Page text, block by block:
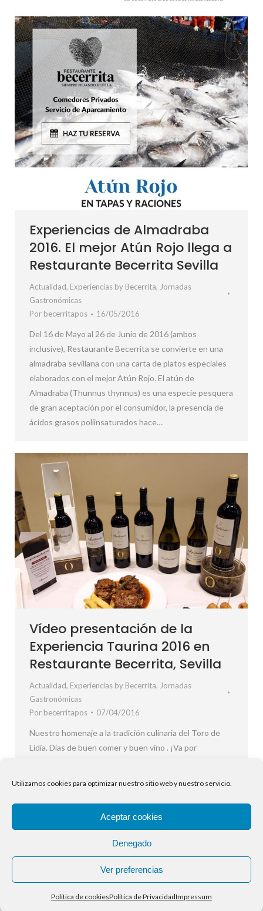
Utilizamos cookies para optimizar nuestro sitio web y nuestro servicio.
Aceptar cookies
Denegado
Ver preferencias
Política de cookiesPolítica de PrivacidadImpressum
Experiencias de Almadraba
2016. El mejor Atún Rojo llega a
Restaurante Becerrita Sevilla
Actualidad, Experiencias by Becerrita, Jornadas
Gastronómicas
Por becerritapos 16/05/2016
Del 16 de Mayo al 26 de Junio de 2016 (ambos
inclusive), Restaurante Becerrita se convierte en una
almadraba sevillana con una carta de platos especiales
elaborados con el mejor Atún Rojo. El atún de
Almadraba (Thunnus thynnus) es una especie pesquera
de gran aceptación por el consumidor, la presencia de
ácidos grasos poliinsaturados hace…
Vídeo presentación de la
Experiencia Taurina 2016 en
Restaurante Becerrita, Sevilla
Actualidad, Experiencias by Becerrita, Jornadas
Gastronómicas
Por becerritapos 07/04/2016
Nuestro homenaje a la tradición culinaria del Toro de
Lidia. Días de buen comer y buen vino . ¡Va por
2016 (ambos inclusive), disfruta de una selección de…
4 5 6 7